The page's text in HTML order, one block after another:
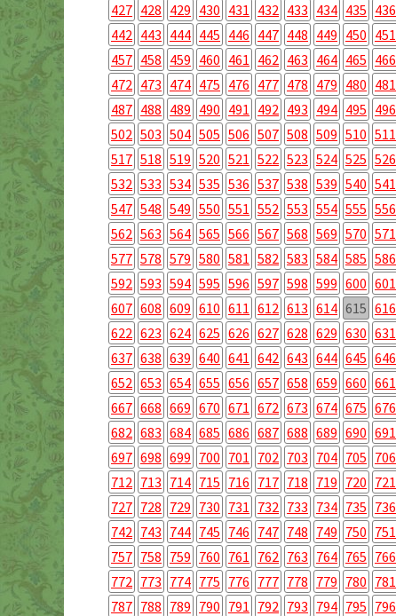
427 428 429 430 431 432 433 434 435 436
442 443 444 445 446 447 448 449 450 451
457 458 459 460 461 462 463 464 465 466
472 473 474 475 476 477 478 479 480 481
487 488 489 490 491 492 493 494 495 496
502 503 504 505 506 507 508 509 510 511
517 518 519 520 521 522 523 524 525 526
532 533 534 535 536 537 538 539 540 541
547 548 549 550 551 552 553 554 555 556
562 563 564 565 566 567 568 569 570 571
577 578 579 580 581 582 583 584 585 586
592 593 594 595 596 597 598 599 600 601
607 608 609 610 611 612 613 614 615 616
622 623 624 625 626 627 628 629 630 631
637 638 639 640 641 642 643 644 645 646
652 653 654 655 656 657 658 659 660 661
667 668 669 670 671 672 673 674 675 676
682 683 684 685 686 687 688 689 690 691
697 698 699 700 701 702 703 704 705 706
712 713 714 715 716 717 718 719 720 721
727 728 729 730 731 732 733 734 735 736
742 743 744 745 746 747 748 749 750 751
757 758 759 760 761 762 763 764 765 766
772 773 774 775 776 777 778 779 780 781
787 788 789 790 791 792 793 794 795 796